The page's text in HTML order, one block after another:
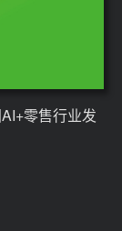
零售行业发